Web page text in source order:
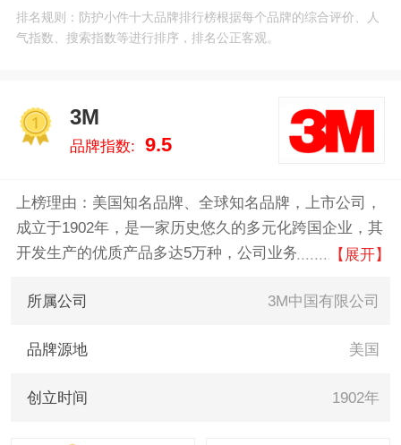
疗、振德/ZD、袋鼠医
生/DR.ROOS、英科医
力于用最真实的数据告诉您防护
小件什么牌子好，供您参考。
排名规则：防护小件十大品牌排行榜根据每个品牌的综合评价、人
气指数、搜索指数等进行排序，排名公正客观。
1
3M
品牌指数: 9.5
上榜理由：美国知名品牌、全球知名品牌，上市公司，
成立于1902年，是一家历史悠久的多元化跨国企业，其
开发生产的优质产品多达5万种，公司业务方向包括通
疗、建筑、文教办公及日用消费等诸多领域。
【展开】
所属公司 3M中国有限公司
品牌源地 美国
创立时间 1902年